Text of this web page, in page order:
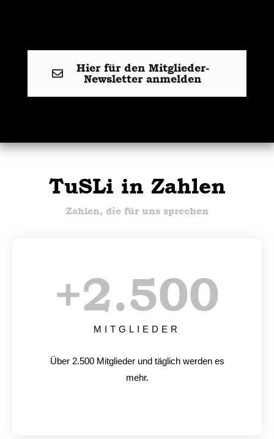
Hier für den Mitglieder-
Newsletter anmelden
TuSLi in Zahlen
Zahlen, die für uns sprechen
MITGLIEDER
+2.500
Über 2.500 Mitglieder und täglich werden es
mehr.